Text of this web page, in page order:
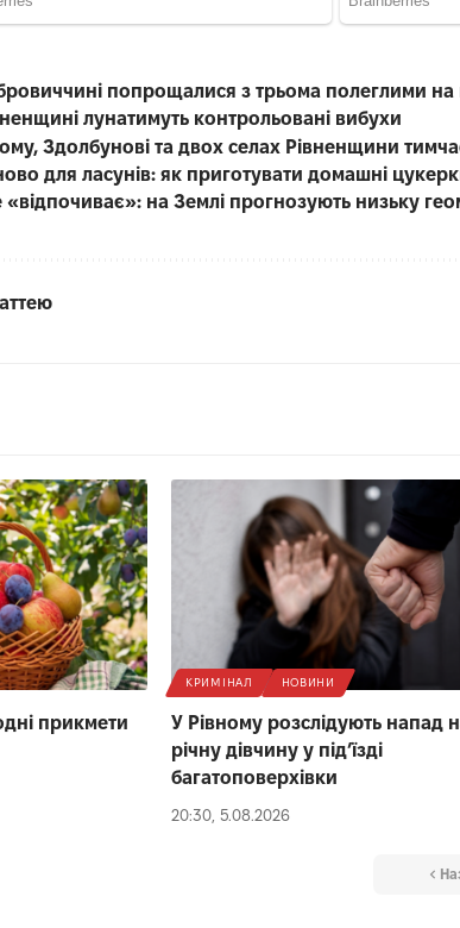
попрощалися з трьома полеглими
лунатимуть контрольовані вибухи
Здолбунові та двох селах Рівненщини
для ласунів: як приготувати домашні
на Землі прогнозують низьку
прикмети
КРИМІНАЛ НОВИНИ
У Рівному розслідують напад
річну дівчину у під’їзді
багатоповерхівки
20:30, 5.08.2026